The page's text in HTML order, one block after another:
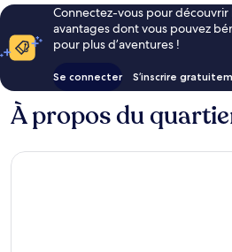
Connectez-vous pour découvrir
avantages dont vous pouvez
pour plus d’aventures !
Se connecter S’inscrire
À propos du